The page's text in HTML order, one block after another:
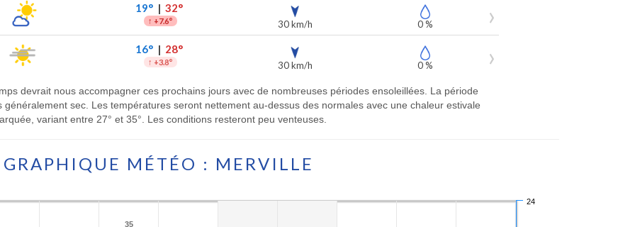
19°| 32°
↑ +7.6° 30 km/h 0 %
16°| 28°
↑ +3.8° 30 km/h 0 %
devrait nous accompagner ces prochains jours avec de nombreuses périodes ensoleillées. La période
sec. Les températures seront nettement au-dessus des normales avec une chaleur estivale
variant entre 27° et 35°. Les conditions resteront peu venteuses.
GRAPHIQUE MÉTÉO : MERVILLE
35
35
24